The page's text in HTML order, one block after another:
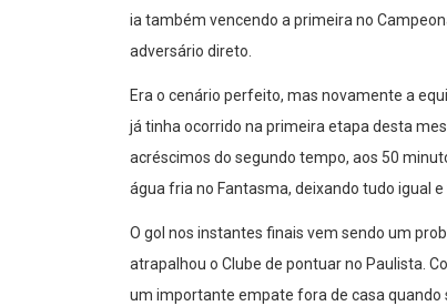
ia também vencendo a primeira no
adversário direto.
Era o cenário perfeito, mas novamente a
já tinha ocorrido na primeira etapa desta
acréscimos do segundo tempo, aos 50
água fria no Fantasma, deixando tudo igual
O gol nos instantes finais vem sendo um
atrapalhou o Clube de pontuar no Paulista.
um importante empate fora de casa quando